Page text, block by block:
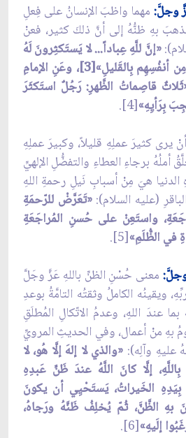
مهما واظبَ الإنسانُ على فِعلِ
بهِ ظنُّهُ إلى أنَّ ذلكَ كثير، فعنْ
«إنَّ للَّهِ عِباداً... لا يَستَكثِرونَ لَهُ
الكَثيرَ، ولا يَرضَونَ لَهم مِن أنفُسِهِم بِالقَليلِ»[3]، وعَنِ الإمامِ
قاصِماتُ الظَّهرِ: رَجُلٌ استَكثَرَ
بِرَأيِهِ»[4].
يرى كثيرَ عملِهِ قليلاً، وكبيرَ عملِهِ
برجاءِ العطاءِ والتفضُّلِ الإلهيِّ
هيَ مِنْ أسبابِ نَيلِ رحمةِ اللهِ
(عليه السلام):«تَعَرَّضْ للرّحمَةِ
واستَعِنْ على حُسنِ المُراجَعَةِ
في الظُّلَمِ»[5].
معنى حُسْنِ الظنِّ باللهِ عَزَّ وجَلَّ
ويقينُه الكاملُ وثقتُه التامَّةُ بوعدِ
بما عندَ اللهِ، وعدمُ الاتّكالِ المُطلَقِ
بهِ منْ أعمال، وفي الحديثِ المرويِّ
عليهِ وآلِه): «والذي لا إلهَ إلَّا هُو، لا
إلَّا كانَ اللَّهُ عندَ ظَنِّ عَبدِهِ
بِيَدِهِ الخَيراتُ، يَستَحْيِي أن يكونَ
بهِ الظَّنَّ، ثُمّ يُخلِفُ ظَنَّهُ ورَجاهُ،
إلَيهِ»[6].